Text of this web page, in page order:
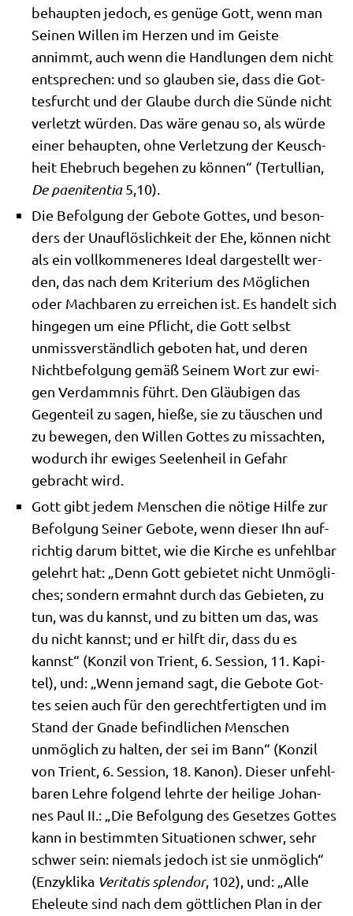
behaup­ten jedoch, es genü­ge Gott, wenn man
Sei­nen Wil­len im Her­zen und im Gei­ste
annimmt, auch wenn die Hand­lun­gen dem nicht
ent­spre­chen: und so glau­ben sie, dass die Got­
tes­furcht und der Glau­be durch die Sün­de nicht
ver­letzt wür­den. Das wäre genau so, als wür­de
einer behaup­ten, ohne Ver­let­zung der Keusch­
heit Ehe­bruch bege­hen zu kön­nen“ (Ter­tul­li­an,
De pae­ni­ten­tia5,10).
Die Befol­gung der Gebo­te Got­tes, und beson­
ders der Unauf­lös­lich­keit der Ehe, kön­nen nicht
als ein voll­kom­me­ne­res Ide­al dar­ge­stellt wer­
den, das nach dem Kri­te­ri­um des Mög­li­chen
oder Mach­ba­ren zu errei­chen ist. Es han­delt sich
hin­ge­gen um eine Pflicht, die Gott selbst
unmiss­ver­ständ­lich gebo­ten hat, und deren
Nicht­be­fol­gung gemäß Sei­nem Wort zur ewi­
gen Ver­damm­nis führt. Den Gläu­bi­gen das
Gegen­teil zu sagen, hie­ße, sie zu täu­schen und
zu bewe­gen, den Wil­len Got­tes zu miss­ach­ten,
wodurch ihr ewi­ges See­len­heil in Gefahr
gebracht wird.
Gott gibt jedem Men­schen die nöti­ge Hil­fe zur
Befol­gung Sei­ner Gebo­te, wenn die­ser Ihn auf­
rich­tig dar­um bit­tet, wie die Kir­che es unfehl­bar
gelehrt hat: „Denn Gott gebie­tet nicht Unmög­li­
ches; son­dern ermahnt durch das Gebie­ten, zu
tun, was du kannst, und zu bit­ten um das, was
du nicht kannst; und er hilft dir, dass du es
kannst“ (Kon­zil von Tri­ent, 6. Ses­si­on, 11. Kapi­
tel), und: „Wenn jemand sagt, die Gebo­te Got­
tes sei­en auch für den gerecht­fer­tig­ten und im
Stand der Gna­de befind­li­chen Men­schen
unmög­lich zu hal­ten, der sei im Bann“ (Kon­zil
von Tri­ent, 6. Ses­si­on, 18. Kanon). Die­ser unfehl­
ba­ren Leh­re fol­gend lehr­te der hei­li­ge Johan­
nes Paul II.: „Die Befol­gung des Geset­zes Got­tes
kann in bestimm­ten Situa­tio­nen schwer, sehr
schwer sein: nie­mals jedoch ist sie unmög­lich“
(Enzy­kli­ka Veri­ta­tis sple­ndor, 102), und: „Alle
Ehe­leu­te sind nach dem gött­li­chen Plan in der